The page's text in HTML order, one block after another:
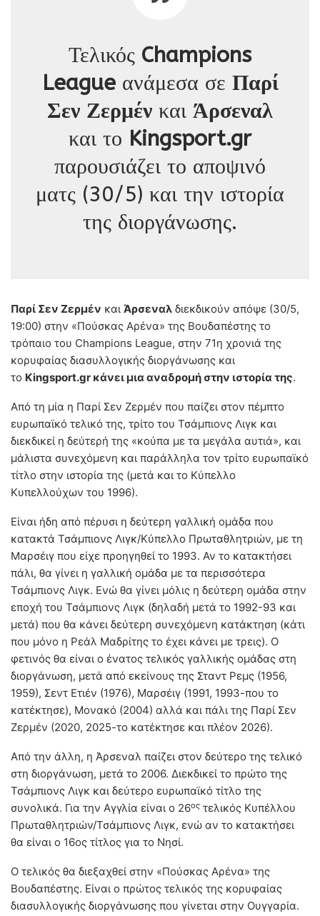
Τελικός Champions
Leagueανάμεσα σε Παρί
Σεν Ζερμέν και Άρσεναλ
και το Kingsport.gr
παρουσιάζει το αποψινό
ματς (30/5) και την ιστορία
της διοργάνωσης.
Παρί Σεν Ζερμέν και Άρσεναλ διεκδικούν απόψε (30/5,
19:00) στην «Πούσκας Αρένα» της Βουδαπέστης το
τρόπαιο του Champions League, στην 71η χρονιά της
κορυφαίας διασυλλογικής διοργάνωσης και
το Kingsport.gr κάνει μια αναδρομή στην ιστορία της.
Από τη μία η Παρί Σεν Ζερμέν που παίζει στον πέμπτο
ευρωπαϊκό τελικό της, τρίτο του Τσάμπιονς Λιγκ και
διεκδικεί η δεύτερή της «κούπα με τα μεγάλα αυτιά», και
μάλιστα συνεχόμενη και παράλληλα τον τρίτο ευρωπαϊκό
τίτλο στην ιστορία της (μετά και το Κύπελλο
Κυπελλούχων του 1996).
Είναι ήδη από πέρυσι η δεύτερη γαλλική ομάδα που
κατακτά Τσάμπιονς Λιγκ/Κύπελλο Πρωταθλητριών, με τη
Μαρσέιγ που είχε προηγηθεί το 1993. Αν το κατακτήσει
πάλι, θα γίνει η γαλλική ομάδα με τα περισσότερα
Τσάμπιονς Λιγκ. Ενώ θα γίνει μόλις η δεύτερη ομάδα στην
εποχή του Τσάμπιονς Λιγκ (δηλαδή μετά το 1992-93 και
μετά) που θα κάνει δεύτερη συνεχόμενη κατάκτηση (κάτι
που μόνο η Ρεάλ Μαδρίτης το έχει κάνει με τρεις). Ο
φετινός θα είναι ο ένατος τελικός γαλλικής ομάδας στη
διοργάνωση, μετά από εκείνους της Σταντ Ρεμς (1956,
1959), Σεντ Ετιέν (1976), Μαρσέιγ (1991, 1993-που το
κατέκτησε), Μονακό (2004) αλλά και πάλι της Παρί Σεν
Ζερμέν (2020, 2025-το κατέκτησε και πλέον 2026).
Από την άλλη, η Άρσεναλ παίζει στον δεύτερο της τελικό
στη διοργάνωση, μετά το 2006. Διεκδικεί το πρώτο της
Τσάμπιονς Λιγκ και δεύτερο ευρωπαϊκό τίτλο της
συνολικά. Για την Αγγλία είναι ο 26ος τελικός Κυπέλλου
Πρωταθλητριών/Τσάμπιονς Λιγκ, ενώ αν το κατακτήσει
θα είναι ο 16ος τίτλος για το Νησί.
Ο τελικός θα διεξαχθεί στην «Πούσκας Αρένα» της
Βουδαπέστης. Είναι ο πρώτος τελικός της κορυφαίας
διασυλλογικής διοργάνωσης που γίνεται στην Ουγγαρία.